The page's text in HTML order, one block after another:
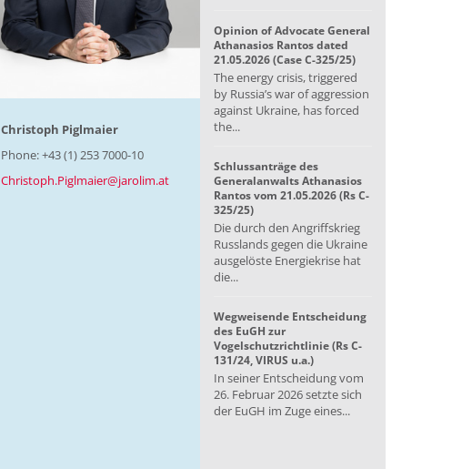
Christoph Piglmaier
Phone: +43 (1) 253 7000-10
Christoph.Piglmaier@jarolim.at
Opinion of Advocate General
Athanasios Rantos dated
21.05.2026 (Case C-325/25)
The energy crisis, triggered
by Russia’s war of aggression
against Ukraine, has forced
the...
Schlussanträge des
Generalanwalts Athanasios
Rantos vom 21.05.2026 (Rs C-
325/25)
Die durch den Angriffskrieg
Russlands gegen die Ukraine
ausgelöste Energiekrise hat
die...
Wegweisende Entscheidung
des EuGH zur
Vogelschutzrichtlinie (Rs C-
131/24, VIRUS u.a.)
In seiner Entscheidung vom
26. Februar 2026 setzte sich
der EuGH im Zuge eines...